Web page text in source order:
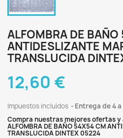
ALFOMBRA DE
ANTIDESLIZANTE
TRANSLUCIDA
12,60 €
Impuestos incluidos
Entrega de 4
Compra nuestras mejores ofertas y
ALFOMBRA DE BAÑO 54X54 CM
TRANSLUCIDA DINTEX 05224